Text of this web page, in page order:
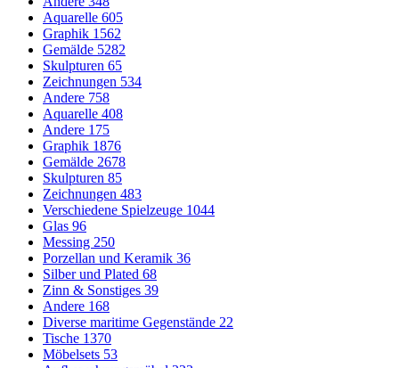
Aquarelle 605
Graphik 1562
Gemälde 5282
Skulpturen 65
Zeichnungen 534
Andere 758
Aquarelle 408
Andere 175
Graphik 1876
Gemälde 2678
Skulpturen 85
Zeichnungen 483
Verschiedene Spielzeuge 1044
Glas 96
Messing 250
Porzellan und Keramik 36
Silber und Plated 68
Zinn & Sonstiges 39
Andere 168
Diverse maritime Gegenstände 22
Tische 1370
Möbelsets 53